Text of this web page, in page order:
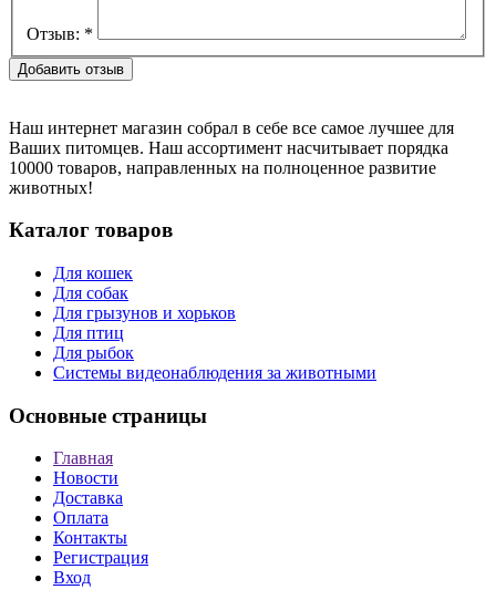
Отзыв: *
Наш интернет магазин собрал в себе все самое лучшее для
Ваших питомцев. Наш ассортимент насчитывает порядка
10000 товаров, направленных на полноценное развитие
животных!
Каталог товаров
Для кошек
Для собак
Для грызунов и хорьков
Для птиц
Для рыбок
Cистемы видеонаблюдения за животными
Основные страницы
Главная
Новости
Доставка
Оплата
Контакты
Регистрация
Вход